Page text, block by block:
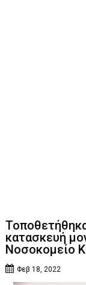
κατασκευή
Νοσοκομείο
Φεβ 18, 2022